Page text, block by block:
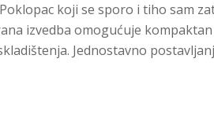
koji se sporo i tiho sam
izvedba omogućuje
Jednostavno